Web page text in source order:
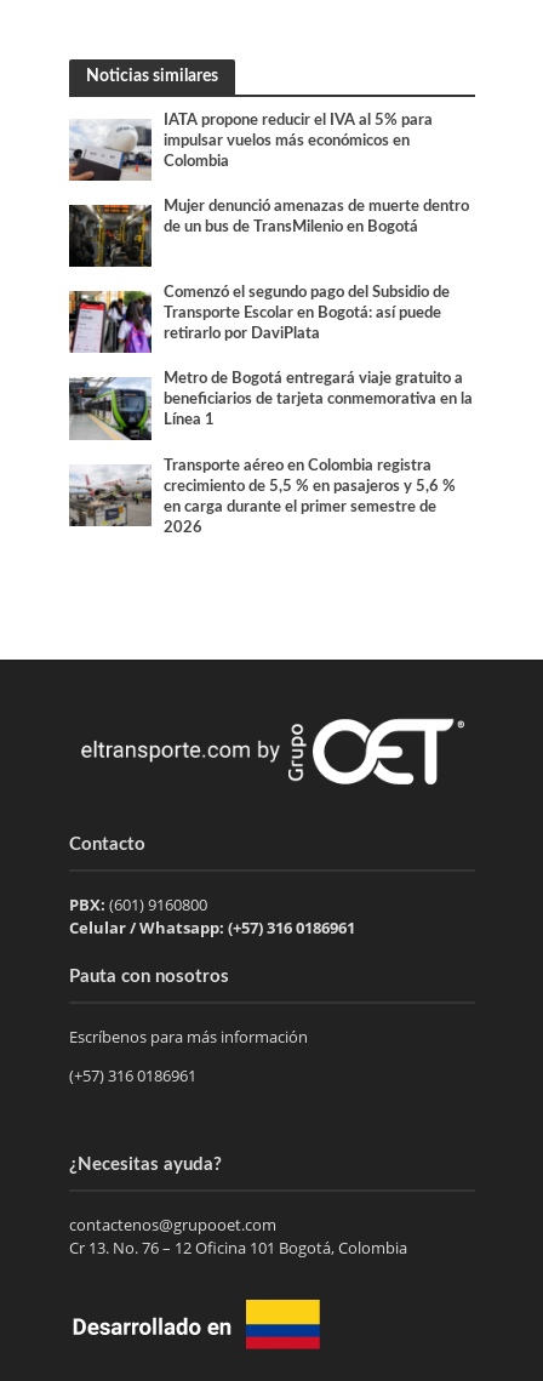
Noticias similares
IATA propone reducir el IVA al 5% para
impulsar vuelos más económicos en
Colombia
Mujer denunció amenazas de muerte dentro
de un bus de TransMilenio en Bogotá
Comenzó el segundo pago del Subsidio de
Transporte Escolar en Bogotá: así puede
retirarlo por DaviPlata
Metro de Bogotá entregará viaje gratuito a
beneficiarios de tarjeta conmemorativa en la
Línea 1
Transporte aéreo en Colombia registra
crecimiento de 5,5 % en pasajeros y 5,6 %
en carga durante el primer semestre de
2026
Contacto
PBX: (601) 9160800
Celular / Whatsapp: (+57) 316 0186961
Pauta con nosotros
Escríbenos para más información
(+57) 316 0186961
¿Necesitas ayuda?
contactenos@grupooet.com
Cr 13. No. 76 – 12 Oficina 101 Bogotá, Colombia